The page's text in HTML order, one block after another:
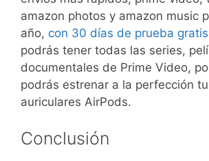
amazon photos y amazon music
año, con 30 días de prueba gratis
podrás tener todas las series,
documentales de Prime Video,
podrás estrenar a la perfección
auriculares AirPods.
Conclusión